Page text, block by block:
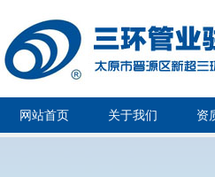
网站首页 关于我们 资